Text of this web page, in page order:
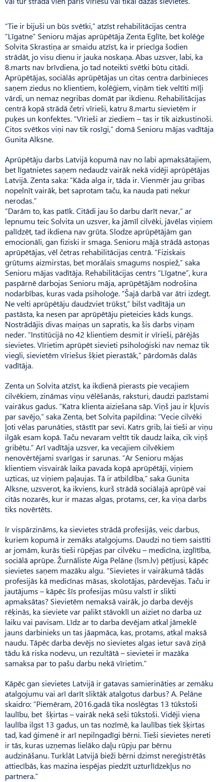
“Tie ir bijuši un būs svētki,” atzīst rehabilitācijas centra
“Līgatne” Senioru mājas aprūpētāja Zenta Eglīte, bet kolēģe
Solvita Skrastiņa ar smaidu atzīst, ka ir priecīga šodien
strādāt, jo visu dienu ir jauka noskaņa. Abas uzsver, labi, ka
8.marts nav brīvdiena, jo tad noteikti svētki būtu citādi.
Aprūpētājas, sociālās aprūpētājas un citas centra darbinieces
saņem ziedus no klientiem, kolēģiem, viņām tiek veltīti mīļi
vārdi, un nemaz negribas domāt par ikdienu. Rehabilitācijas
centrā kopā strādā četri vīrieši, katru 8.martu sievietēm ir
puķes un konfektes. “Vīrieši ar ziediem – tas ir tik aizkustinoši.
Citos svētkos viņi nav tik rosīgi,” domā Senioru mājas vadītāja
Gunita Alksne.
Aprūpētāju darbs Latvijā kopumā nav no labi apmaksātajiem,
bet līgatnietes saņem nedaudz vairāk nekā vidēji aprūpētājas
Latvijā. Zenta saka: “Kāda alga ir, tāda ir. Vienmēr jau gribas
nopelnīt vairāk, bet saprotam taču, ka nauda pati nekur
nerodas.”
“Darām to, kas patīk. Citādi jau šo darbu darīt nevar,” ar
lepnumu teic Solvita un uzsver, ka jāmīl cilvēki, jāvēlas viņiem
palīdzēt, tad ikdiena nav grūta. Slodze aprūpētājām gan
emocionāli, gan fiziski ir smaga. Senioru mājā strādā astoņas
aprūpētājas, vēl četras rehabilitācijas centrā. “Fiziskais
grūtums aizmirstas, bet morālais smagums nospiež,” saka
Senioru mājas vadītāja. Rehabilitācijas centrs “Līgatne”, kura
paspārnē darbojas Senioru māja, aprūpētājām nodrošina
nodarbības, kuras vada psiholoģe. “Šajā darbā var ātri izdegt.
Ne velti aprūpētāju daudzviet trūkst,” bilst vadītāja un
pastāsta, ka nesen par aprūpētāju pieteicies kāds kungs.
Nostrādājis divas maiņas un sapratis, ka šis darbs viņam
neder. “Institūcijā no 42 klientiem desmit ir vīrieši, pārējās
sievietes. Vīrietim aprūpēt sievieti psiholoģiski nav nemaz tik
viegli, sievietēm vīriešus šķiet pierastāk,” pārdomās dalās
vadītāja.
Zenta un Solvita atzīst, ka ikdienā pierasts pie vecajiem
cilvēkiem, zināmas viņu vēlēšanās, raksturi, daudzi pazīstami
vairākus gadus. “Katra klienta aiziešana sāp. Viņš jau ir kļuvis
par savējo,” saka Zenta, bet Solvita papildina: “Vecie cilvēki
ļoti vēlas parunāties, stāstīt par sevi. Katrs grib, lai tieši ar viņu
ilgāk esam kopā. Taču nevaram veltīt tik daudz laika, cik viņš
gribētu.” Arī vadītāja uzsver, ka vecajiem cilvēkiem
nenovērtējami svarīgas ir sarunas. “Ar Senioru mājas
klientiem visvairāk laika pavada kopā aprūpētāji, viņiem
uzticas, uz viņiem paļaujas. Tā ir atbildība,” saka Gunita
Alksne, uzsverot, ka ikviens, kurš strādā sociālajā aprūpē vai
citās nozarēs, kur ir mazas algas, protams, cer, ka viņa darbs
tiks novērtēts.
Ir vispārzināms, ka sievietes strādā profesijās, veic darbus,
kuriem kopumā ir zemāks atalgojums. Daudzi no tiem saistīti
ar jomām, kurās tieši rūpējas par cilvēku – medicīna, izglītība,
sociālā aprūpe. Žurnāliste Aiga Pelāne (lsm.lv) pētījusi, kāpēc
sievietes saņem mazāku algu. “Sievietes ir vairākumā tādās
profesijās kā medicīnas māsas, skolotājas, pārdevējas. Taču ir
jautājums – kāpēc šīs profesijas mūsu valstī ir slikti
apmaksātas? Sievietēm nemaksā vairāk, jo darba devējs
rēķinās, ka sieviete var palikt stāvoklī un aiziet no darba uz
laiku vai pavisam. Līdz ar to darba devējam atkal jāmeklē
jauns darbinieks un tas jāapmāca, kas, protams, atkal maksā
naudu. Tāpēc darba devējs no sievietes algas ietur savā ziņā
tādu kā riska nodevu, un rezultātā – sievietei ir mazāka
samaksa par to pašu darbu nekā vīrietim.”
Kāpēc gan sievietes Latvijā ir gatavas samierināties ar zemāku
atalgojumu vai arī darīt sliktāk atalgotus darbus? A. Pelāne
skaidro: “Piemēram, 2016.gadā tika noslēgtas 13 tūkstoši
laulību, bet šķirtas – vairāk nekā seši tūkstoši. Vidēji viena
laulība ilgst 13 gadus, un tas nozīmē, ka laulības tiek šķirtas
tad, kad ģimenē ir arī nepilngadīgi bērni. Tieši sievietes nereti
ir tās, kuras uzņemas lielāko daļu rūpju par bērnu
audzināšanu. Turklāt Latvijā bieži bērni dzimst nereģistrētās
attiecībās, kas mazina iespējas piedzīt uzturlīdzekļus no
partnera.”